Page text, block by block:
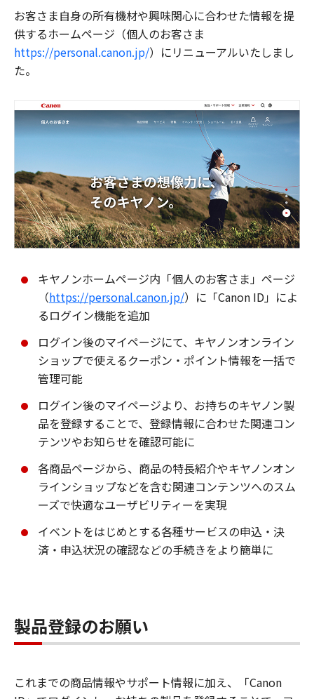
お客さま自身の所有機材や興味関心に合わせた情報を提
供するホームページ（個人のお客さま
https://personal.canon.jp/）にリニューアルいたしまし
た。
キヤノンホームページ内「個人のお客さま」ページ
（https://personal.canon.jp/）に「Canon ID」によ
るログイン機能を追加
ログイン後のマイページにて、キヤノンオンライン
ショップで使えるクーポン・ポイント情報を一括で
管理可能
ログイン後のマイページより、お持ちのキヤノン製
品を登録することで、登録情報に合わせた関連コン
テンツやお知らせを確認可能に
各商品ページから、商品の特長紹介やキヤノンオン
ラインショップなどを含む関連コンテンツへのスム
ーズで快適なユーザビリティーを実現
イベントをはじめとする各種サービスの申込・決
済・申込状況の確認などの手続きをより簡単に
製品登録のお願い
これまでの商品情報やサポート情報に加え、「Canon